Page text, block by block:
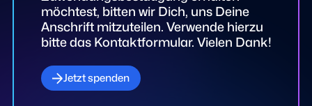
möchtest, bitten wir Dich, uns Deine
Anschrift mitzuteilen. Verwende hierzu
bitte das Kontaktformular. Vielen Dank!
Jetzt spenden